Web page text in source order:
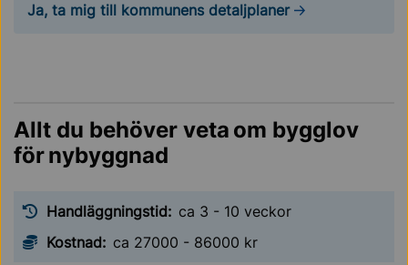
Ja, ta mig till kommunens detaljplaner
Allt du behöver veta om bygglov
för nybyggnad
Handläggningstid: ca 3 - 10 veckor
Kostnad: ca 27000 - 86000 kr